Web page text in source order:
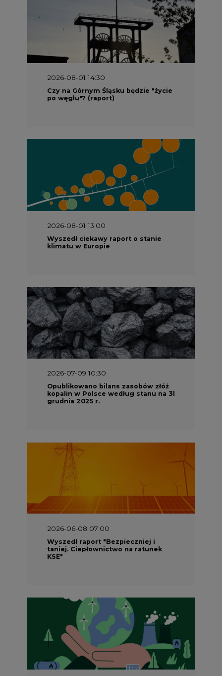
2026-08-01 14:30
Czy na Górnym Śląsku będzie "życie
po węglu"? (raport)
2026-08-01 13:00
Wyszedł ciekawy raport o stanie
klimatu w Europie
2026-07-09 10:30
Opublikowano bilans zasobów złóż
kopalin w Polsce według stanu na 31
grudnia 2025 r.
2026-06-08 07:00
taniej. Ciepłownictwo na ratunek
2026-05-23 16:00
Wyszedł raport „Przez gaz do OZE.
Dekarbonizacja ciepłownictwa
systemowego w Polsce”